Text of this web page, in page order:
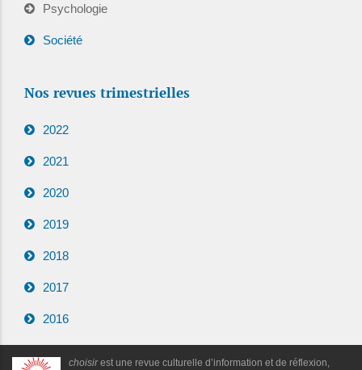
Psychologie
Société
Nos revues trimestrielles
2022
2021
2020
2019
2018
2017
2016
choisirest une revue culturelle d’information et de réflexion,